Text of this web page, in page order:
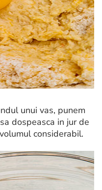
unui vas, punem
dospeasca in jur de
considerabil.